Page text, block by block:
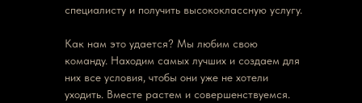
специалисту и получить высококлассную услугу.
Как нам это удается? Мы любим свою
команду. Находим самых лучших и создаем для
них все условия, чтобы они уже не хотели
уходить. Вместе растем и совершенствуемся.